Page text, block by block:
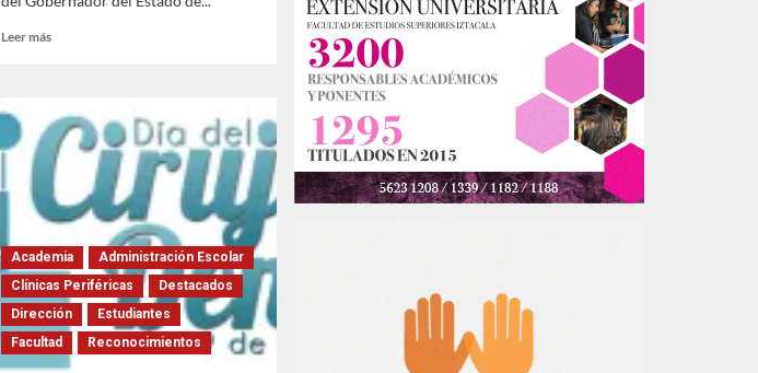
Leer másLeer
el
Dr.
Claudio
el
Premio
de
Ciencia
y
Tecnología
Academia
Administración Escolar
Clínicas Periféricas
Destacados
Dirección
Estudiantes
Facultad
Reconocimientos